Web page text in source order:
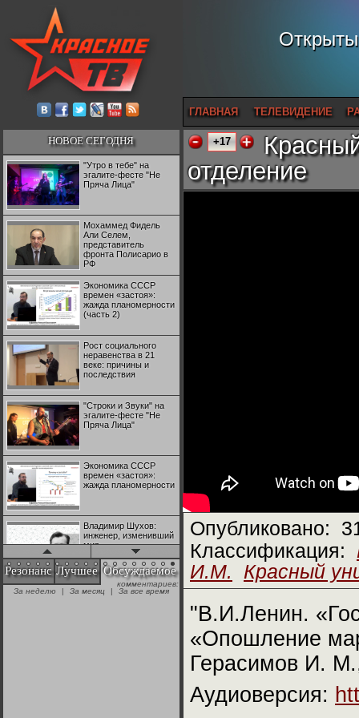
ГЛАВНАЯ ТЕЛЕВИДЕНИЕ
НОВОЕ СЕГОДНЯ
"Утро в тебе" на
эгалите-фесте "Не
Пряча Лица"
Мохаммед Фидель
Али Селем,
представитель
фронта Полисарио в
РФ
Экономика СССР
времен «застоя»:
жажда планомерности
(часть 2)
Рост социального
неравенства в 21
веке: причины и
последствия
"Строки и Звуки" на
эгалите-фесте "Не
Пряча Лица"
Экономика СССР
времен «застоя»:
жажда планомерности
Владимир Шухов:
инженер, изменивший
мир
"Аркадий Коц" на
эгалите-фесте "Не
Резонанс Лучшее Обсуждаемое
комментариев:
За неделю
| За месяц | За все время
+17
отделение
Опубликовано:
Классификация:
И.М.
Красный
"В.И.Ленин.
«Опошление
Герасимов И.
Аудиоверсия: